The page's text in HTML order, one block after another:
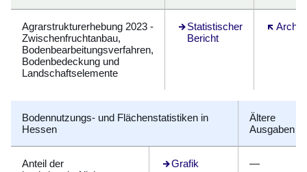
Agrarstrukturerhebung 2023 -
Zwischenfruchtanbau,
Bodenbearbeitungsverfahren,
Bodenbedeckung und
Landschaftselemente
Statistischer
Bericht
Öffnet sich in einem neuen
Archiv
Öffnet
Bodennutzungs- und Flächenstatistiken in
Hessen
Ältere
Ausgaben
Anteil der
Grafik —